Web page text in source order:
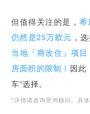
但值得关注的是， 希
仍然是25万欧元 ，
当地「商改住」项
房面积的限制！ 因此
车”选择。
*详情请咨询景鸿顾问。具体